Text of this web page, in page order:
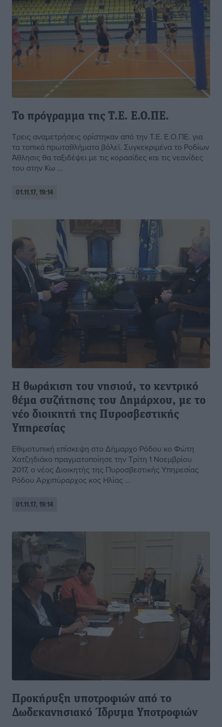
Το πρόγραμμα της Τ.Ε. Ε.Ο.ΠΕ.
Τρεις αναμετρήσεις ορίστηκαν από την Τ.Ε. Ε.Ο.ΠΕ. για
τα τοπικά πρωταθλήματα βόλεϊ. Συγκεκριμένα το Ροδίων
Άθλησις θα ταξιδέψει με τις κορασίδες και τις νεανίδες
του στην Κω ...
01.11.17, 19:14
Η θωράκιση του νησιού, το κεντρικό
θέμα συζήτησης του Δημάρχου, με το
νέο διοικητή της Πυροσβεστικής
Υπηρεσίας
Εθιμοτυπική επίσκεψη στο Δήμαρχο Ρόδου κο Φώτη
Χατζηδιάκο πραγματοποίησε την Τρίτη 1 Νοεμβρίου
2017, ο νέος Διοικητής της Πυροσβεστικής Υπηρεσίας
Ρόδου Αρχιπύραρχος κος Ηλίας ...
01.11.17, 19:14
Προκήρυξη υποτροφιών από το
Δωδεκανησιακό Ίδρυμα Υποτροφιών